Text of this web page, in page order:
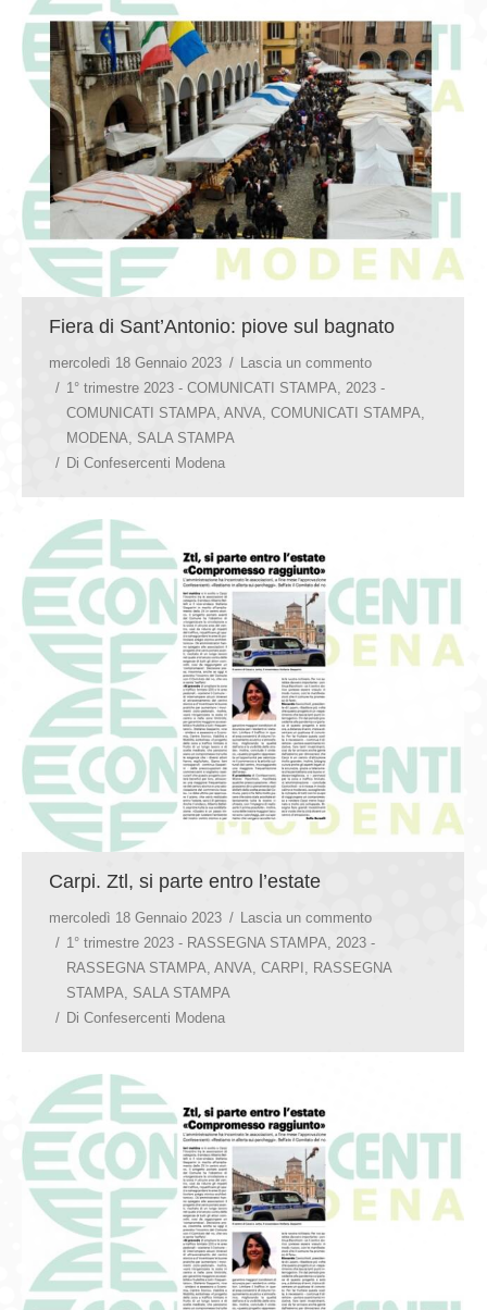
Fiera di Sant’Antonio: piove sul bagnato
mercoledì 18 Gennaio 2023
Lascia un commento
1° trimestre 2023 - COMUNICATI STAMPA, 2023 -
COMUNICATI STAMPA, ANVA, COMUNICATI STAMPA,
MODENA, SALA STAMPA
Di Confesercenti Modena
Carpi. Ztl, si parte entro l’estate
mercoledì 18 Gennaio 2023
Lascia un commento
1° trimestre 2023 - RASSEGNA STAMPA
2023 -
RASSEGNA STAMPA ANVA CARPI
RASSEGNA
STAMPA
SALA STAMPA
Di Confesercenti Modena